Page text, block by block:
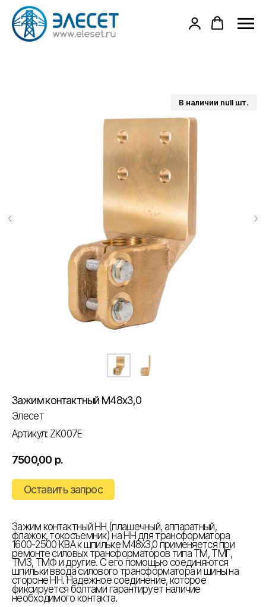
Зажим контактный М48х3,0
Элесет
Артикул: ZK007E
7500,00 р.
Оставить запрос
Зажим контактный НН (плашечный, аппаратный,
флажок, токосъемник) на НН для трансформатора
1600-2500 КВА к шпильке М48х3,0 применяется при
ремонте силовых трансформаторов типа ТМ, ТМГ,
ТМЗ, ТМФ и другие. С его помощью соединяются
шпильки ввода силового трансформатора и шины на
стороне НН. Надежное соединение, которое
фиксируется болтами гарантирует наличие
необходимого контакта.